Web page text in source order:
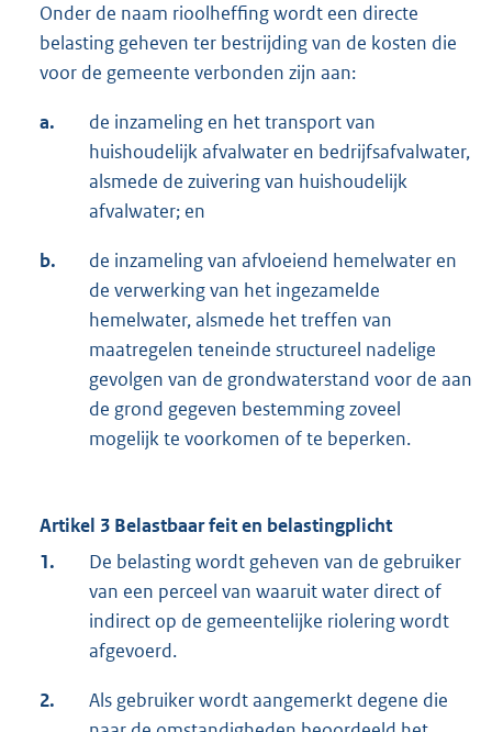
Onder de naam rioolheffing wordt een directe
belasting geheven ter bestrijding van de kosten die
voor de gemeente verbonden zijn aan:
a.
de inzameling en het transport van
huishoudelijk afvalwater en bedrijfsafvalwater,
alsmede de zuivering van huishoudelijk
afvalwater; en
b.
de inzameling van afvloeiend hemelwater en
de verwerking van het ingezamelde
hemelwater, alsmede het treffen van
maatregelen teneinde structureel nadelige
gevolgen van de grondwaterstand voor de aan
de grond gegeven bestemming zoveel
mogelijk te voorkomen of te beperken.
Artikel 3 Belastbaar feit en belastingplicht
1.
De belasting wordt geheven van de gebruiker
van een perceel van waaruit water direct of
indirect op de gemeentelijke riolering wordt
afgevoerd.
2.
Als gebruiker wordt aangemerkt degene die